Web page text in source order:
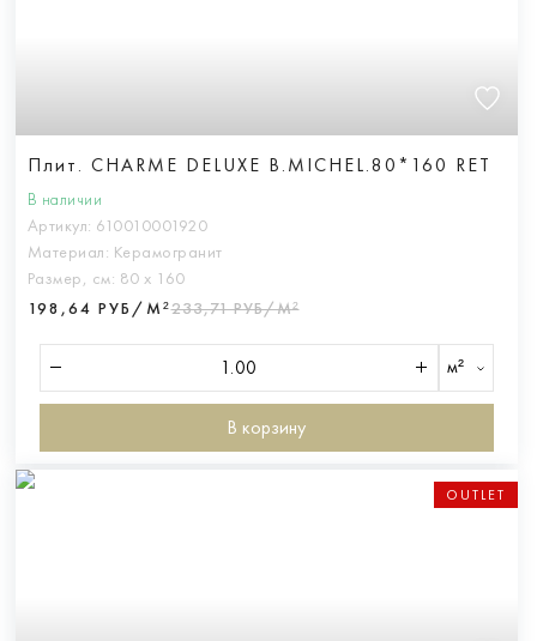
Плит. CHARME DELUXE B.MICHEL.80*160 RET
В наличии
Артикул: 610010001920
Материал: Керамогранит
Размер, см: 80 х 160
198,64 РУБ/М²233,71 РУБ/М²
м²
В корзину
OUTLET